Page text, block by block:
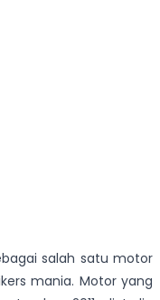
salah satu motor
mania. Motor yang